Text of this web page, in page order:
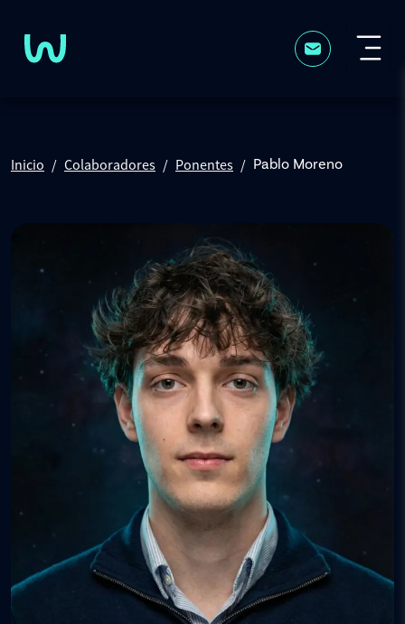
Inicio Colaboradores Ponentes Pablo Moreno